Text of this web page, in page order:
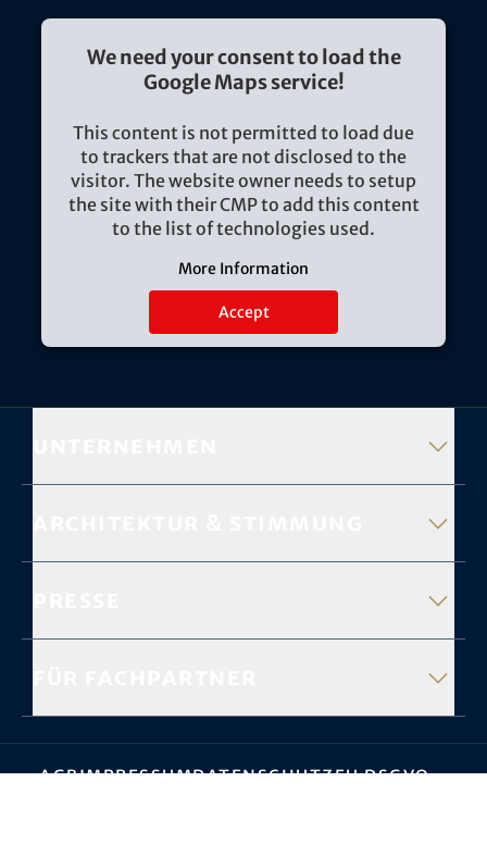
We need your consent to load the
Google Maps service!
This content is not permitted to load due
to trackers that are not disclosed to the
visitor. The website owner needs to setup
the site with their CMP to add this content
to the list of technologies used.
More Information
Accept
AGBImpressumDatenschutzEU DSGVO